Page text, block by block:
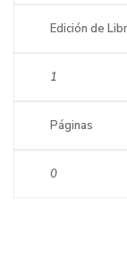
Edición de
1
Páginas
0